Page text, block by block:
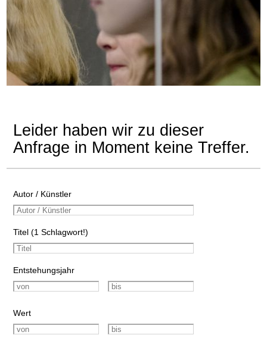
Leider haben wir zu dieser
Anfrage in Moment keine Treffer.
Autor / Künstler
Titel (1 Schlagwort!)
Entstehungsjahr
Wert